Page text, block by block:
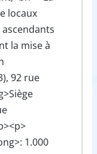
locaux
la mise à
92 rue
1.000